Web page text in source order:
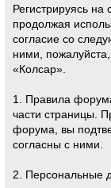
Регистрируясь
продолжая
согласие со
ними,
«Колсар».
1. Правила
части страницы.
форума, вы
согласны с ними.
2. Персональные